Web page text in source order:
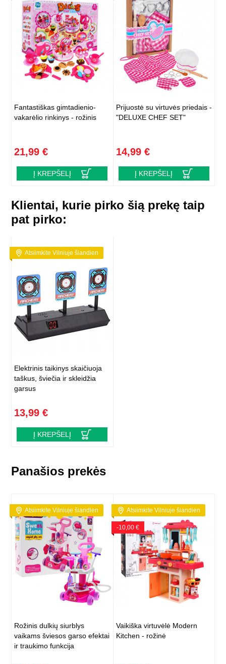
Fantastiškas gimtadienio-
vakarėlio rinkinys - rožinis
21,99 €
Į KREPŠELĮ
Prijuostė su virtuvės priedais -
"DELUXE CHEF SET"
14,99 €
Į KREPŠELĮ
Klientai, kurie pirko šią prekę taip
pat pirko:
Atsiimkite Vilniuje šiandien
Elektrinis taikinys skaičiuoja
taškus, šviečia ir skleidžia
garsus
13,99 €
Į KREPŠELĮ
Panašios prekės
Atsiimkite Vilniuje šiandien
Rožinis dulkių siurblys
vaikams šviesos garso efektai
ir traukimo funkcija
Atsiimkite Vilniuje šiandien
-10,00 €
Vaikiška virtuvėlė Modern
Kitchen - rožinė